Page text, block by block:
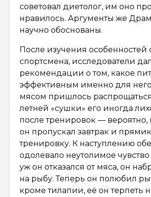
советовал диетолог, им оно
нравилось. Аргументы же
научно обоснованы.
После изучения особенностей
спортсмена, исследователи
рекомендации о том, какое
эффективным именно для
мясом пришлось
летней «сушки» его иногда
после тренировок — вероятно,
он пропускал завтрак и
тренировку. К наступлению
одолевало неутолимое чувство
уж он отказался от мяса, он
на рыбу. Теперь он полюбил
кроме тилапии, её он терпеть